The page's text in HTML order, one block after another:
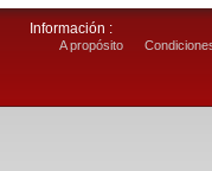
Información :
A propósito